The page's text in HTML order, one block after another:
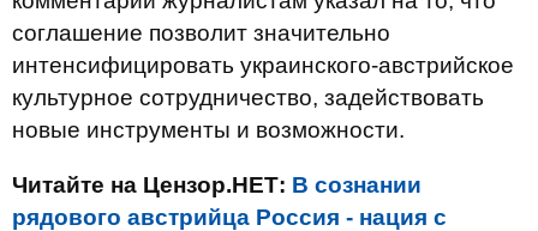
соглашение позволит значительно
интенсифицировать украинского-австрийское
культурное сотрудничество, задействовать
новые инструменты и возможности.
Читайте на Цензор.НЕТ: В сознании
рядового австрийца Россия - нация с